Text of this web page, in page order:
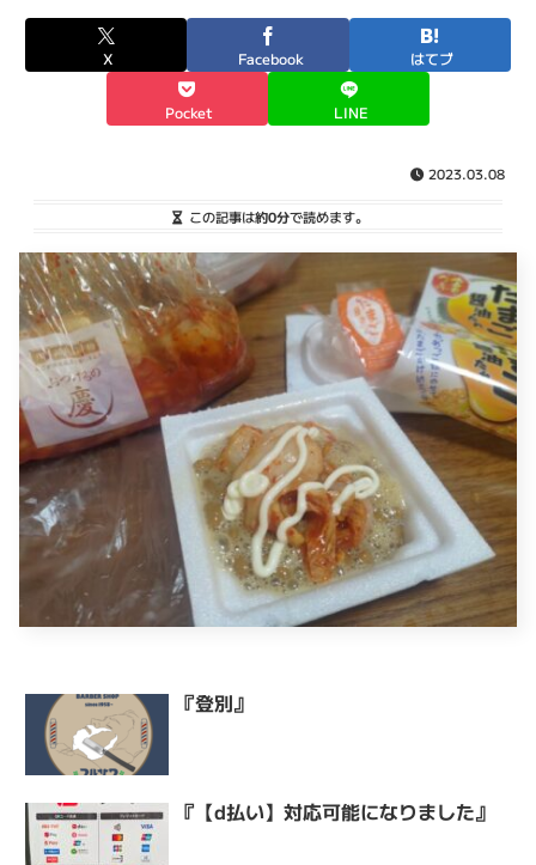
X Facebook はてブ
Pocket LINE
2023.03.08
この記事は約0分で読めます。
『登別』
『【d払い】対応可能になりました』